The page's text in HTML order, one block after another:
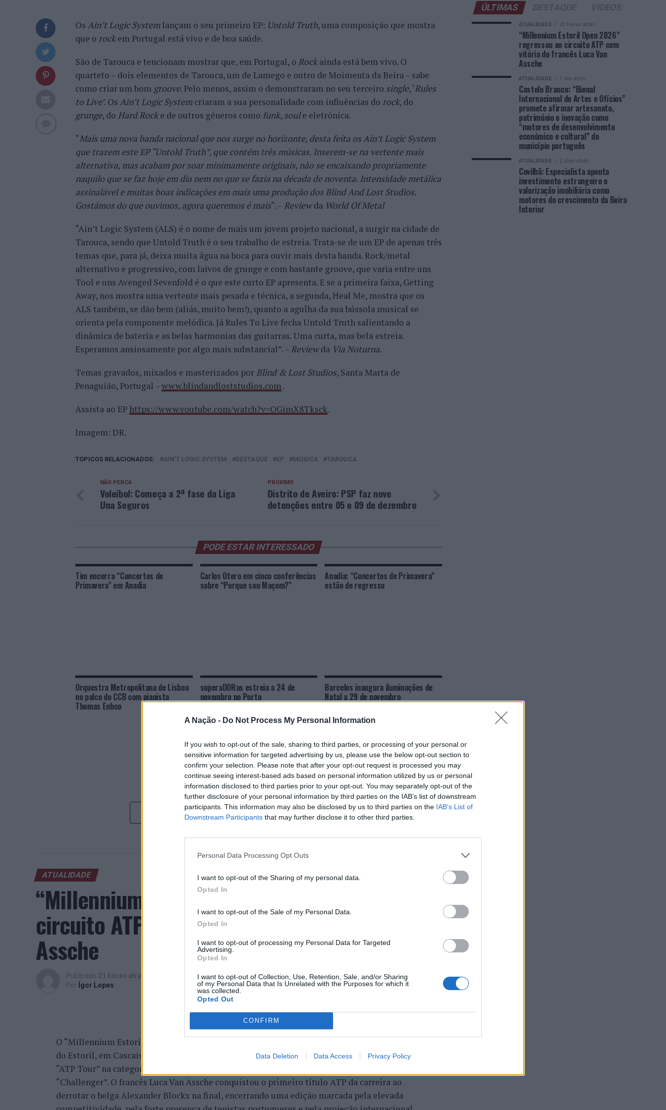
A Nação - Do Not Process My Personal Information
If you wish to opt-out of the sale, sharing to third parties, or processing of your personal or
sensitive information for targeted advertising by us, please use the below opt-out section to
confirm your selection. Please note that after your opt-out request is processed you may
continue seeing interest-based ads based on personal information utilized by us or personal
information disclosed to third parties prior to your opt-out. You may separately opt-out of the
further disclosure of your personal information by third parties on the IAB’s list of downstream
participants. This information may also be disclosed by us to third parties on the IAB’s List of
Downstream Participants that may further disclose it to other third parties.
Personal Data Processing Opt Outs
I want to opt-out of the Sharing of my personal data.
Opted In
I want to opt-out of the Sale of my Personal Data.
Opted In
I want to opt-out of processing my Personal Data for Targeted
Advertising.
Opted In
I want to opt-out of Collection, Use, Retention, Sale, and/or Sharing
of my Personal Data that Is Unrelated with the Purposes for which it
was collected.
Opted Out
CONFIRM
Data Deletion Data Access Privacy Policy
Os Ain’t Logic System lançam o seu primeiro EP: Untold Truth, uma composição que mostra
que o rockem Portugal está vivo e de boa saúde.
São de Tarouca e tencionam mostrar que, em Portugal, o Rockainda está bem vivo. O
quarteto – dois elementos de Tarouca, um de Lamego e outro de Moimenta da Beira – sabe
como criar um bom groove. Pelo menos, assim o demonstraram no seu terceiro single, ‘Rules
to Live’. Os Ain’t Logic System criaram a sua personalidade com influências do rock, do
grunge, do Hard Rocke de outros géneros como funk, soule eletrónica.
“Mais uma nova banda nacional que nos surge no horizonte, desta feita os Ain’t Logic System
que trazem este EP “Untold Truth”, que contém três músicas. Inserem-se na vertente mais
alternativa, mas acabam por soar minimamente originais, não se encaixando propriamente
naquilo que se faz hoje em dia nem no que se fazia na década de noventa. Intensidade metálica
assinalável e muitas boas indicações em mais uma produção dos Blind And Lost Studios.
Gostámos do que ouvimos, agora queremos é mais“. – Reviewda World Of Metal
“Ain’t Logic System (ALS) é o nome de mais um jovem projeto nacional, a surgir na cidade de
Tarouca, sendo que Untold Truth é o seu trabalho de estreia. Trata-se de um EP de apenas três
temas que, para já, deixa muita água na boca para ouvir mais desta banda. Rock/metal
alternativo e progressivo, com laivos de grunge e com bastante groove, que varia entre uns
Tool e uns Avenged Sevenfold é o que este curto EP apresenta. E se a primeira faixa, Getting
Away, nos mostra uma vertente mais pesada e técnica, a segunda, Heal Me, mostra que os
ALS também, se dão bem (aliás, muito bem!), quanto a agulha da sua bússola musical se
orienta pela componente melódica. Já Rules To Live fecha Untold Truth salientando a
dinâmica de bateria e as belas harmonias das guitarras. Uma curta, mas bela estreia.
Esperamos ansiosamente por algo mais substancial”. – Reviewda Via Noturna.
Temas gravados, mixados e masterizados por Blind & Lost Studios, Santa Marta de
Penaguião, Portugal –www.blindandloststudios.com .
Assista ao EP https://www.youtube.com/watch?v=OGimX8Tksck.
Imagem: DR.
TÓPICOS RELACIONADOS: AIN'T LOGIC SYSTEM DESTAQUE EP MÚSICA TAROUCA
PRÓXIMO
Distrito de Aveiro: PSP faz nove
detenções entre 05 e 09 de dezembro
NÃO PERCA
Voleibol: Começa a 2ª fase da Liga
Una Seguros
PODE ESTAR INTERESSADO
Tim encerra “Concertos de
Primavera” em Anadia
Carlos Otero em cinco conferências
sobre “Porque sou Maçom?”
Anadia: “Concertos de Primavera”
estão de regresso
Orquestra Metropolitana de Lisboa
no palco do CCB com pianista
Thomas Enhco
superaDORas estreia a 24 de
novembro no Porto
Barcelos inaugura iluminações de
Natal a 29 de novembro
CLIQUE PARA COMENTAR
ATUALIDADE
“Millennium Estoril Open 2026” regressou ao
circuito ATP com vitória do francês Luca Van
Assche
Publicado 21 horas atrás
Por Ígor Lopes
O “Millennium Estoril Open 2026” decorreu entre os dias 18 e 26 de julho, no Clube de Ténis
do Estoril, em Cascais, a oeste de Lisboa, assinalando o regresso da competição ao circuito
“ATP Tour” na categoria “ATP 250”, depois de, na edição anterior, ter integrado o circuito
“Challenger”. O francês Luca Van Assche conquistou o primeiro título ATP da carreira ao
derrotar o belga Alexander Blockx na final, encerrando uma edição marcada pela elevada
ÚLTIMAS
ATUALIDADE 21 horas atrás
“Millennium Estoril Open 2026”
regressou ao circuito ATP com
vitória do francês Luca Van
Assche
ATUALIDADE 1 dia atrás
Castelo Branco: “Bienal
Internacional de Artes e Ofícios”
promete afirmar artesanato,
património e inovação como
“motores de desenvolvimento
económico e cultural” do
município português
ATUALIDADE 2 dias atrás
Covilhã: Especialista aponta
investimento estrangeiro e
valorização imobiliária como
motores do crescimento da Beira
Interior